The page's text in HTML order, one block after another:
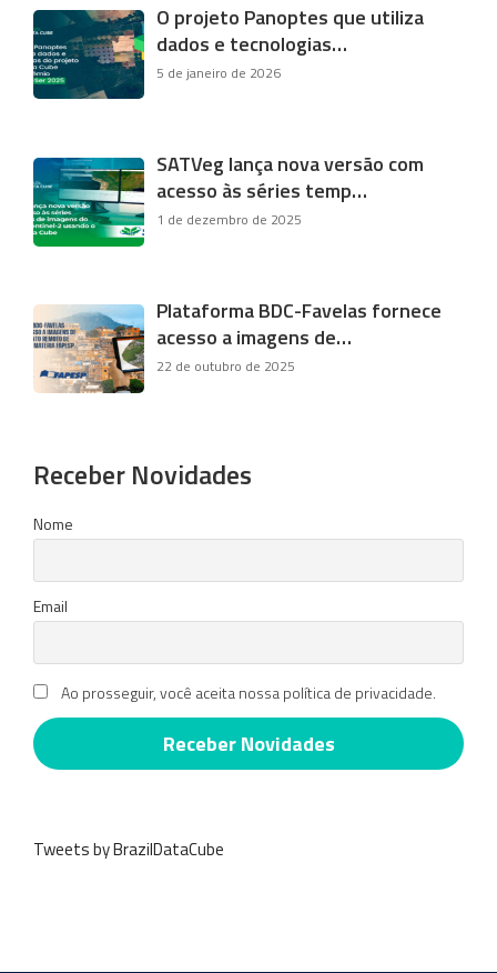
O projeto Panoptes que utiliza
dados e tecnologias…
5 de janeiro de 2026
SATVeg lança nova versão com
acesso às séries temp…
1 de dezembro de 2025
Plataforma BDC-Favelas fornece
acesso a imagens de…
22 de outubro de 2025
Receber Novidades
Nome
Email
Ao prosseguir, você aceita nossa política de privacidade.
Tweets by BrazilDataCube